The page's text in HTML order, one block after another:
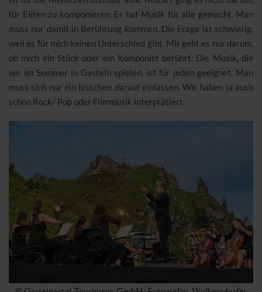
für Eliten zu komponieren. Er hat Musik für alle gemacht. Man
muss nur damit in Berührung kommen. Die Frage ist schwierig,
weil es für mich keinen Unterschied gibt. Mir geht es nur darum,
ob mich ein Stück oder ein Komponist berührt. Die Musik, die
wir im Sommer in Gastein spielen, ist für jeden geeignet. Man
muss sich nur ein bisschen darauf einlassen. Wir haben ja auch
schon Rock/ Pop oder Filmmusik interprätiert.